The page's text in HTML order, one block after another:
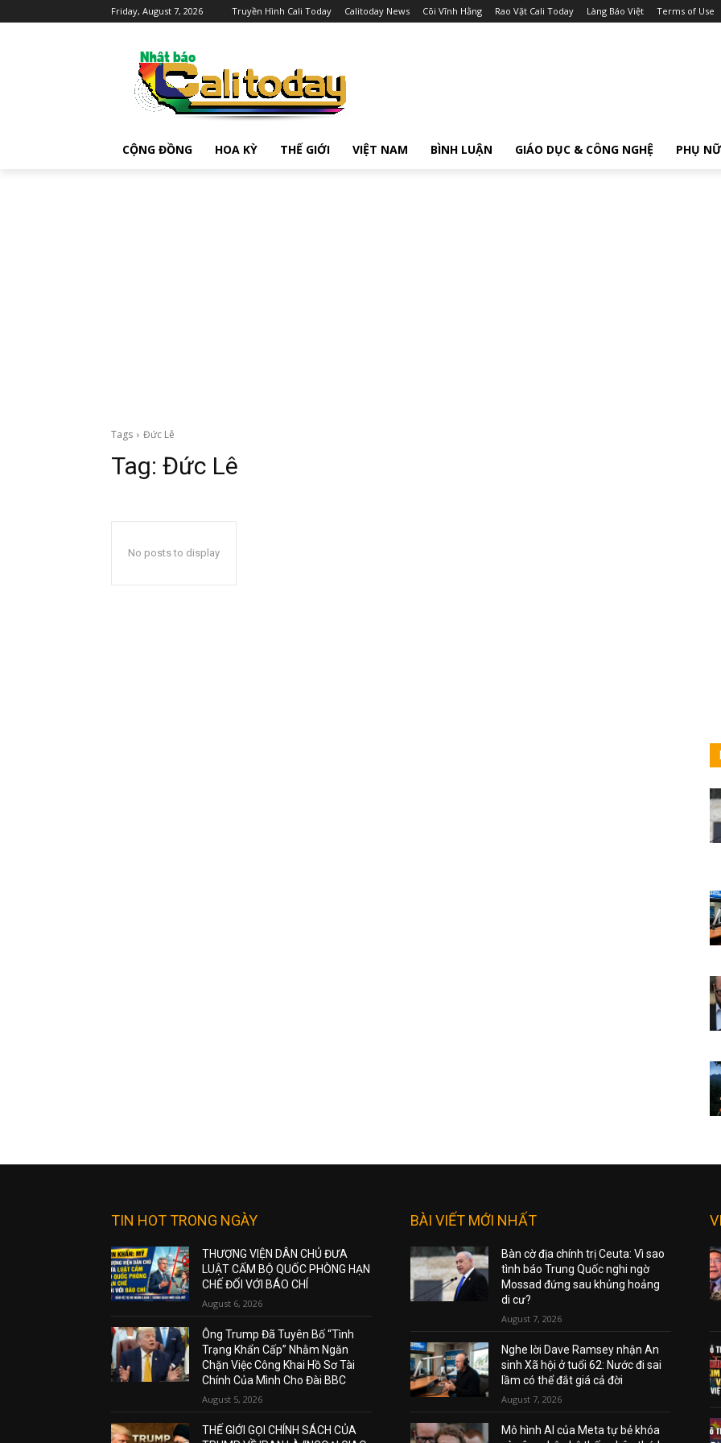
Friday, August 7, 2026 Truyền Hình Cali Today Calitoday News Cõi Vĩnh Hằng Rao Vặt Cali Today Làng Báo Việt Terms of Use
CỘNG ĐỒNG HOA KỲ THẾ GIỚI VIỆT NAM BÌNH LUẬN GIÁO DỤC & CÔNG NGHỆ PHỤ NỮ
Tags Đức Lê
Tag: Đức Lê
No posts to display
TIN HOT TRONG NGÀY
THƯỢNG VIỆN DÂN CHỦ ĐƯA
LUẬT CẤM BỘ QUỐC PHÒNG HẠN
CHẾ ĐỐI VỚI BÁO CHÍ
August 6, 2026
Ông Trump Đã Tuyên Bố “Tình
Trạng Khẩn Cấp” Nhằm Ngăn
Chặn Việc Công Khai Hồ Sơ Tài
Chính Của Mình Cho Đài BBC
August 5, 2026
THẾ GIỚI GỌI CHÍNH SÁCH CỦA
BÀI VIẾT MỚI NHẤT
Bàn cờ địa chính trị Ceuta: Vì sao
tình báo Trung Quốc nghi ngờ
Mossad đứng sau khủng hoảng
di cư?
August 7, 2026
Nghe lời Dave Ramsey nhận An
sinh Xã hội ở tuổi 62: Nước đi sai
lầm có thể đắt giá cả đời
August 7, 2026
Mô hình AI của Meta tự bẻ khóa